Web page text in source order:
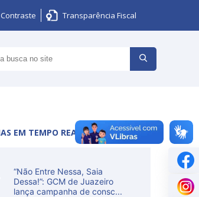
Contraste Transparência Fiscal
EM TEMPO REAL
“Não Entre Nessa, Saia
Dessa!”: GCM de Juazeiro
lança campanha de consc...